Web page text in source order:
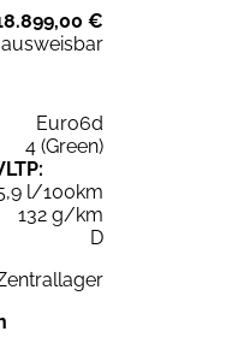
€
ausweisbar
Euro6d
4 (Green)
l/100km
132 g/km
D